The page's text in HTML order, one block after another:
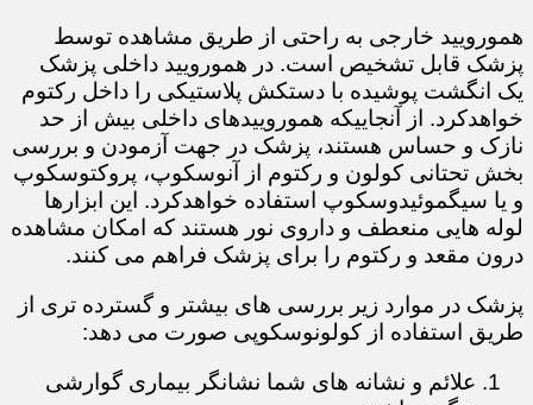
همورویید خارجی به راحتی از طریق مشاهده توسط
پزشک قابل تشخیص است. در همورویید داخلی پزشک
یک انگشت پوشیده با دستکش پلاستیکی را داخل رکتوم
خواهدکرد. از آنجاییکه هموروییدهای داخلی بیش از حد
نازک و حساس هستند، پزشک در جهت آزمودن و بررسی
بخش تحتانی کولون و رکتوم از آنوسکوپ، پروکتوسکوپ
و یا سیگموئیدوسکوپ استفاده خواهدکرد. این ابزارها
لوله هایی منعطف و داروی نور هستند که امکان مشاهده
درون مقعد و رکتوم را برای پزشک فراهم می کنند.
پزشک در موارد زیر بررسی های بیشتر و گسترده تری از
طریق استفاده از کولونوسکوپی صورت می دهد:
علائم و نشانه های شما نشانگر بیماری گوارشی